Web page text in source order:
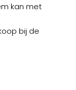
kan met
bij de